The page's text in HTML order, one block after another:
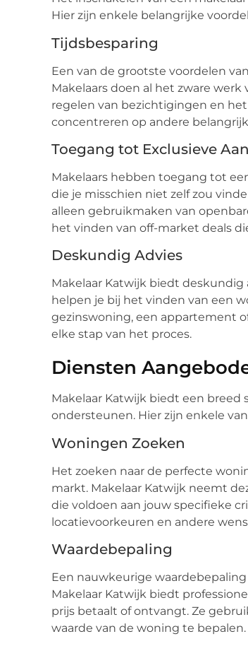
Hier zijn enkele belangrijke
Tijdsbesparing
Een van de grootste voordelen
Makelaars doen al het zware
regelen van bezichtigingen en
concentreren op andere
Toegang tot Exclusieve
Makelaars hebben toegang tot
die je misschien niet zelf zou
alleen gebruikmaken van
het vinden van off-market deals
Deskundig Advies
Makelaar Katwijk biedt
helpen je bij het vinden van een
gezinswoning, een appartement
elke stap van het proces.
Diensten
Makelaar Katwijk biedt een breed
ondersteunen. Hier zijn enkele
Woningen Zoeken
Het zoeken naar de perfecte
markt. Makelaar Katwijk neemt
die voldoen aan jouw specifieke
locatievoorkeuren en andere
Waardebepaling
Een nauwkeurige
Makelaar Katwijk biedt
prijs betaalt of ontvangt. Ze
waarde van de woning te bepalen.